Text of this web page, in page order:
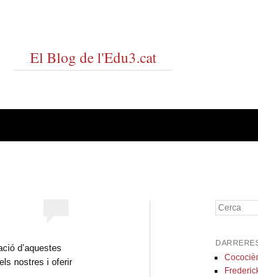
El Blog de l'Edu3.cat
d’aquestes
nostres i oferir
Cerca